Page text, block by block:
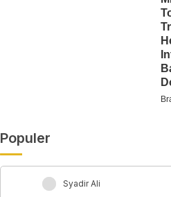
Populer
Syadir Ali